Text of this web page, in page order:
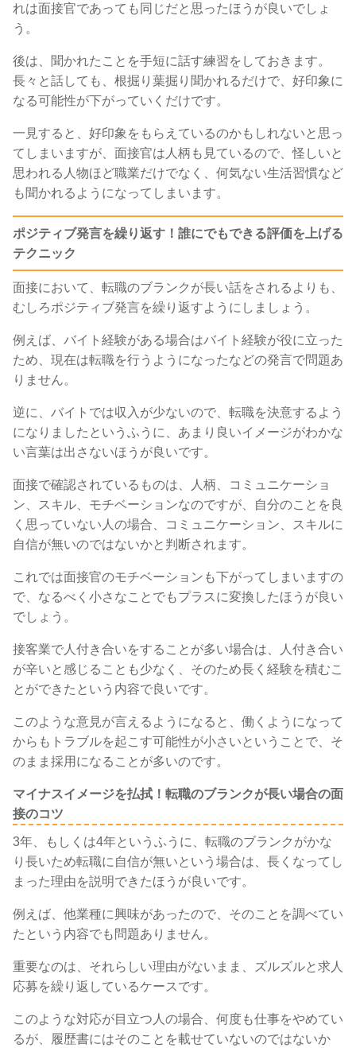
れは面接官であっても同じだと思ったほうが良いでしょ
う。
後は、聞かれたことを手短に話す練習をしておきます。
長々と話しても、根掘り葉掘り聞かれるだけで、好印象に
なる可能性が下がっていくだけです。
一見すると、好印象をもらえているのかもしれないと思っ
てしまいますが、面接官は人柄も見ているので、怪しいと
思われる人物ほど職業だけでなく、何気ない生活習慣など
も聞かれるようになってしまいます。
ポジティブ発言を繰り返す！誰にでもできる評価を上げる
テクニック
面接において、転職のブランクが長い話をされるよりも、
むしろポジティブ発言を繰り返すようにしましょう。
例えば、バイト経験がある場合はバイト経験が役に立った
ため、現在は転職を行うようになったなどの発言で問題あ
りません。
逆に、バイトでは収入が少ないので、転職を決意するよう
になりましたというふうに、あまり良いイメージがわかな
い言葉は出さないほうが良いです。
面接で確認されているものは、人柄、コミュニケーショ
ン、スキル、モチベーションなのですが、自分のことを良
く思っていない人の場合、コミュニケーション、スキルに
自信が無いのではないかと判断されます。
これでは面接官のモチベーションも下がってしまいますの
で、なるべく小さなことでもプラスに変換したほうが良い
でしょう。
接客業で人付き合いをすることが多い場合は、人付き合い
が辛いと感じることも少なく、そのため長く経験を積むこ
とができたという内容で良いです。
このような意見が言えるようになると、働くようになって
からもトラブルを起こす可能性が小さいということで、そ
のまま採用になることが多いのです。
マイナスイメージを払拭！転職のブランクが長い場合の面
接のコツ
3年、もしくは4年というふうに、転職のブランクがかな
り長いため転職に自信が無いという場合は、長くなってし
まった理由を説明できたほうが良いです。
例えば、他業種に興味があったので、そのことを調べてい
たという内容でも問題ありません。
重要なのは、それらしい理由がないまま、ズルズルと求人
応募を繰り返しているケースです。
このような対応が目立つ人の場合、何度も仕事をやめてい
るが、履歴書にはそのことを載せていないのではないか